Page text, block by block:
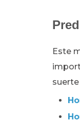
Este
suerte